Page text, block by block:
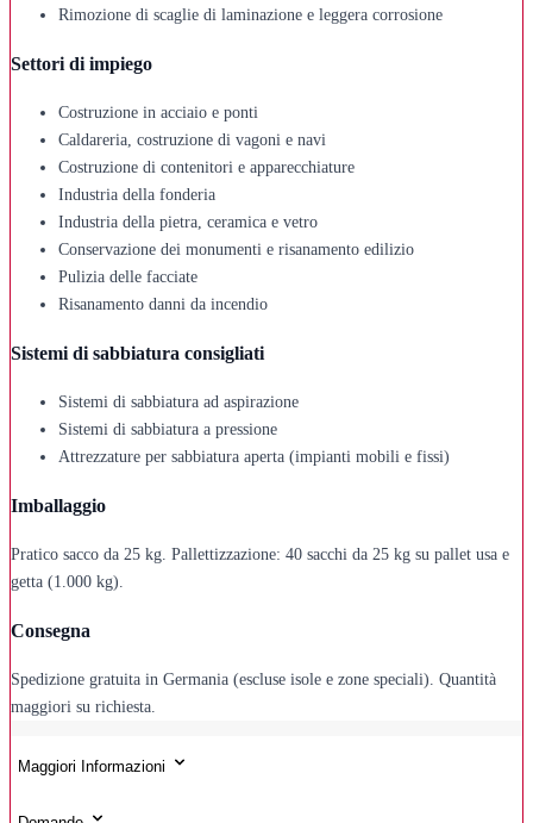
Rimozione di scaglie di laminazione e leggera corrosione
Settori di impiego
Costruzione in acciaio e ponti
Caldareria, costruzione di vagoni e navi
Costruzione di contenitori e apparecchiature
Industria della fonderia
Industria della pietra, ceramica e vetro
Conservazione dei monumenti e risanamento edilizio
Pulizia delle facciate
Risanamento danni da incendio
Sistemi di sabbiatura consigliati
Sistemi di sabbiatura ad aspirazione
Sistemi di sabbiatura a pressione
Attrezzature per sabbiatura aperta (impianti mobili e fissi)
Imballaggio
Pratico sacco da 25 kg. Pallettizzazione: 40 sacchi da 25 kg su pallet usa e
getta (1.000 kg).
Consegna
Spedizione gratuita in Germania (escluse isole e zone speciali). Quantità
maggiori su richiesta.
Maggiori Informazioni